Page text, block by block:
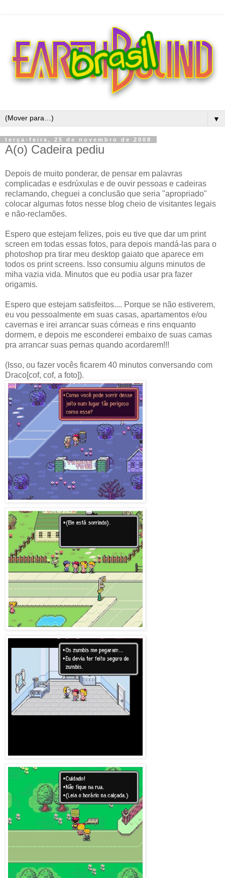
▼
terça-feira, 25 de novembro de 2008
A(o) Cadeira pediu
Depois de muito ponderar, de pensar em palavras
complicadas e esdrúxulas e de ouvir pessoas e cadeiras
reclamando, cheguei a conclusão que seria "apropriado"
colocar algumas fotos nesse blog cheio de visitantes legais
e não-reclamões.
Espero que estejam felizes, pois eu tive que dar um print
screen em todas essas fotos, para depois mandá-las para o
photoshop pra tirar meu desktop gaiato que aparece em
todos os print screens. Isso consumiu alguns minutos de
miha vazia vida. Minutos que eu podia usar pra fazer
origamis.
Espero que estejam satisfeitos.... Porque se não estiverem,
eu vou pessoalmente em suas casas, apartamentos e/ou
cavernas e irei arrancar suas córneas e rins enquanto
dormem, e depois me esconderei embaixo de suas camas
pra arrancar suas pernas quando acordarem!!!
(Isso, ou fazer vocês ficarem 40 minutos conversando com
Draco[cof, cof, a foto]).